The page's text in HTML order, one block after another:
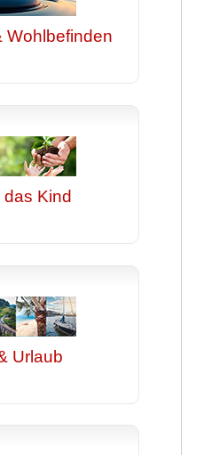
Wohlbefinden
das Kind
Urlaub